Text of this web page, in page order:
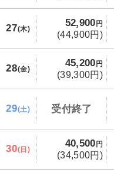
27(木)
52,900 円
(44,900円)
28(金)
45,200 円
(39,300円)
29(土) 受付終了
30(日)
40,500 円
(34,500円)